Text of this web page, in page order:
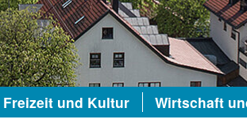
Freizeit und Kultur Wirtschaft